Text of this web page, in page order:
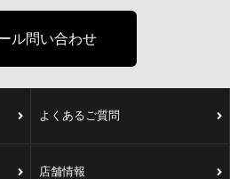
ル問い合わせ
よくあるご質問
店舗情報